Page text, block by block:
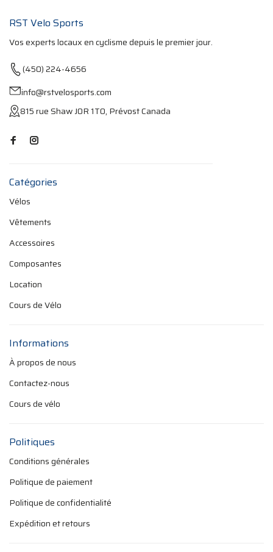
RST Velo Sports
Vos experts locaux en cyclisme depuis le premier jour.
(450) 224-4656
info@rstvelosports.com
815 rue Shaw J0R 1T0, Prévost Canada
Catégories
Vélos
Vêtements
Accessoires
Composantes
Location
Cours de Vélo
Informations
À propos de nous
Contactez-nous
Cours de vélo
Politiques
Conditions générales
Politique de paiement
Politique de confidentialité
Expédition et retours